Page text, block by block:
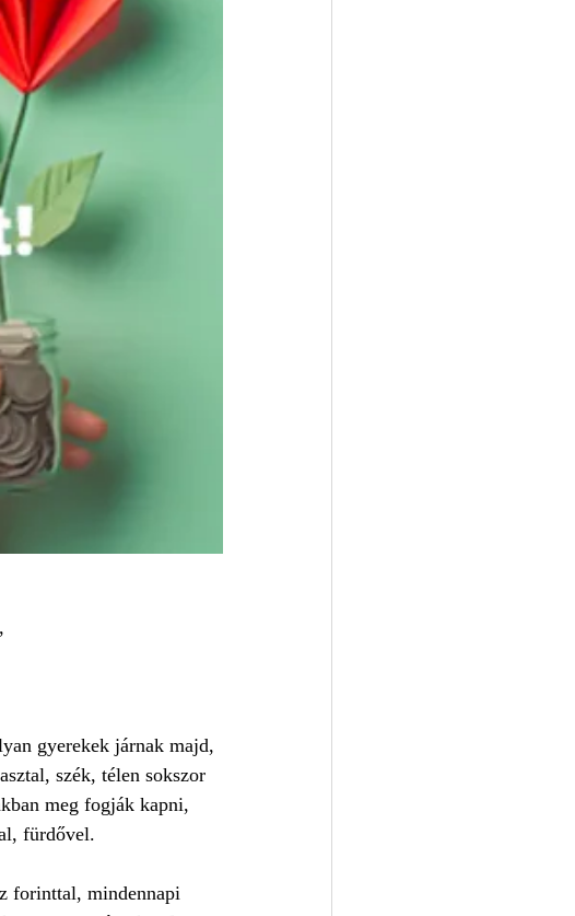
gyerekek járnak majd,
szék, télen sokszor
meg fogják kapni,
fürdővel.
forinttal, mindennapi